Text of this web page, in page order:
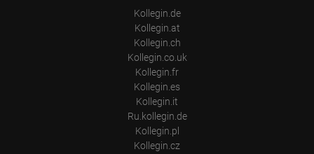
Kollegin.de
Kollegin.at
Kollegin.ch
Kollegin.co.uk
Kollegin.fr
Kollegin.es
Kollegin.it
Ru.kollegin.de
Kollegin.pl
Kollegin.cz